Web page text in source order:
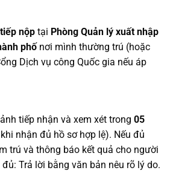
nộp tại Phòng Quản lý xuất nhập
phốnơi mình thường trú (hoặc
Dịch vụ công Quốc gia nếu áp
tiếp nhận và xem xét trong 05
nhận đủ hồ sơ hợp lệ). Nếu đủ
trú và thông báo kết quả cho người
Trả lời bằng văn bản nêu rõ lý do.